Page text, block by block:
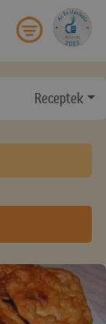
Receptek